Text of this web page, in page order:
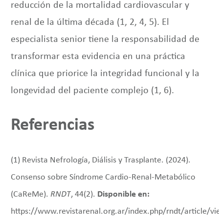
reducción de la mortalidad cardiovascular y
renal de la última década (1, 2, 4, 5). El
especialista senior tiene la responsabilidad de
transformar esta evidencia en una práctica
clínica que priorice la integridad funcional y la
longevidad del paciente complejo (1, 6).
Referencias
(1) Revista Nefrología, Diálisis y Trasplante. (2024).
Consenso sobre Síndrome Cardio-Renal-Metabólico
(CaReMe).RNDT, 44(2). Disponible en:
https://www.revistarenal.org.ar/index.php/rndt/article/